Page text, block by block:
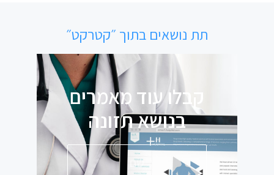
תת נושאים בתוך ״קטרקט״
קבלו עוד מאמרים
בנושאתזונה